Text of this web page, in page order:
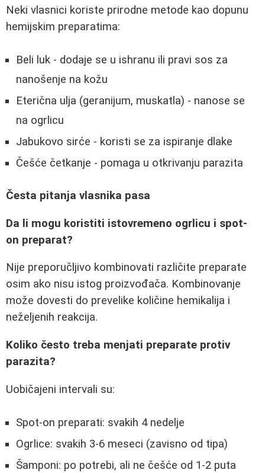
Neki vlasnici koriste prirodne metode kao dopunu
hemijskim preparatima:
Beli luk - dodaje se u ishranu ili pravi sos za
nanošenje na kožu
Eterična ulja (geranijum, muskatla) - nanose se
na ogrlicu
Jabukovo sirće - koristi se za ispiranje dlake
Češće četkanje - pomaga u otkrivanju parazita
Česta pitanja vlasnika pasa
Da li mogu koristiti istovremeno ogrlicu i spot-
on preparat?
Nije preporučljivo kombinovati različite preparate
osim ako nisu istog proizvođača. Kombinovanje
može dovesti do prevelike količine hemikalija i
neželjenih reakcija.
Koliko često treba menjati preparate protiv
parazita?
Uobičajeni intervali su:
Spot-on preparati: svakih 4 nedelje
Ogrlice: svakih 3-6 meseci (zavisno od tipa)
Šamponi: po potrebi, ali ne češće od 1-2 puta